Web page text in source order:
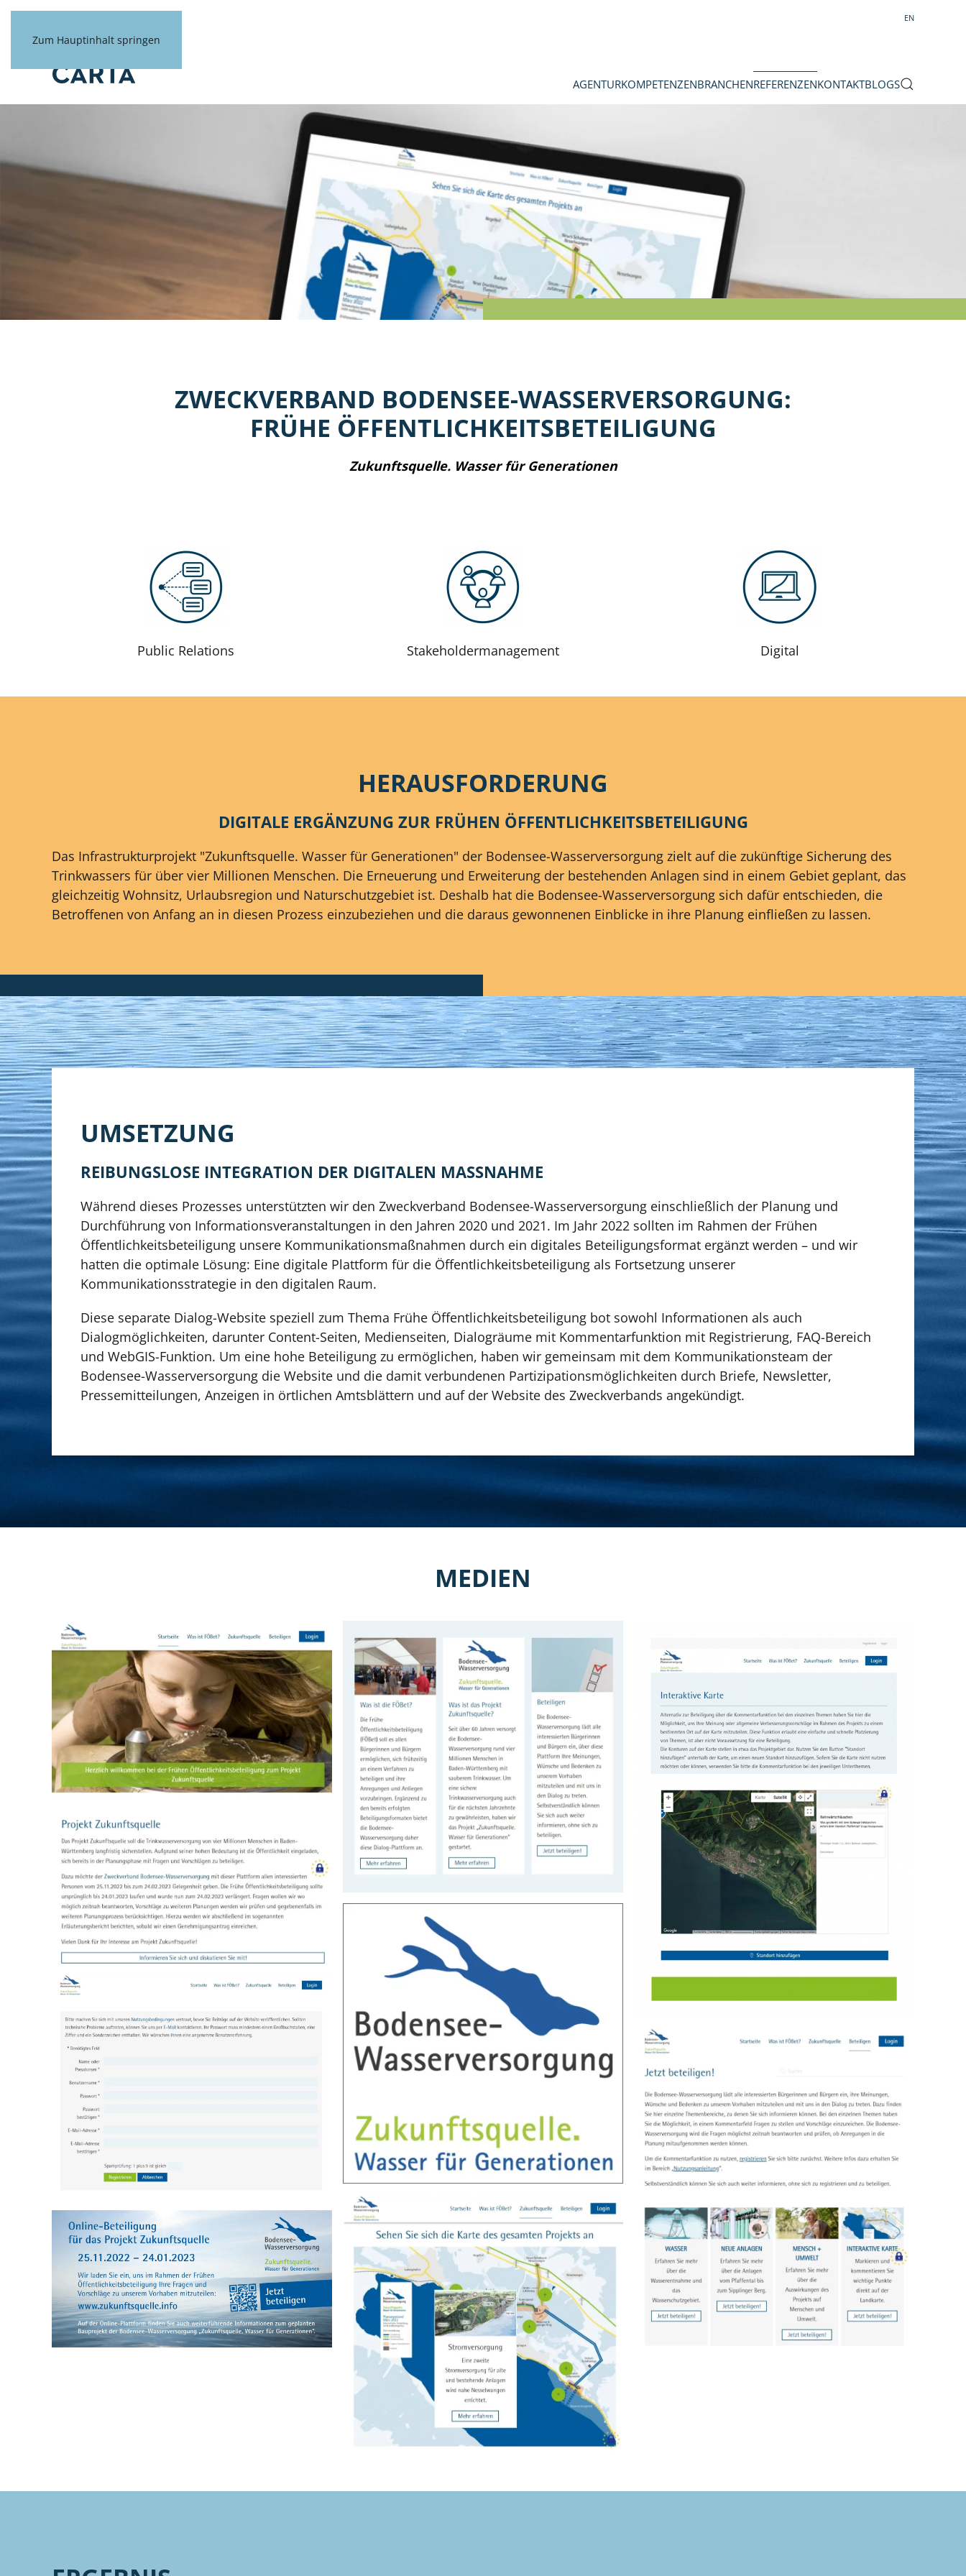
Zum Hauptinhalt springen
EN
AGENTURKOMPETENZENBRANCHENREFERENZENKONTAKTBLOGS
ZWECKVERBAND BODENSEE-WASSERVERSORGUNG:
FRÜHE ÖFFENTLICHKEITSBETEILIGUNG
Zukunftsquelle. Wasser für Generationen
Public Relations Stakeholdermanagement Digital
HERAUSFORDERUNG
DIGITALE ERGÄNZUNG ZUR FRÜHEN ÖFFENTLICHKEITSBETEILIGUNG
Das Infrastrukturprojekt "Zukunftsquelle. Wasser für Generationen" der Bodensee-Wasserversorgung zielt auf die zukünftige Sicherung des
Trinkwassers für über vier Millionen Menschen. Die Erneuerung und Erweiterung der bestehenden Anlagen sind in einem Gebiet geplant, das
gleichzeitig Wohnsitz, Urlaubsregion und Naturschutzgebiet ist. Deshalb hat die Bodensee-Wasserversorgung sich dafür entschieden, die
Betroffenen von Anfang an in diesen Prozess einzubeziehen und die daraus gewonnenen Einblicke in ihre Planung einfließen zu lassen.
UMSETZUNG
REIBUNGSLOSE INTEGRATION DER DIGITALEN MASSNAHME
Während dieses Prozesses unterstützten wir den Zweckverband Bodensee-Wasserversorgung einschließlich der Planung und
Durchführung von Informationsveranstaltungen in den Jahren 2020 und 2021. Im Jahr 2022 sollten im Rahmen der Frühen
Öffentlichkeitsbeteiligung unsere Kommunikationsmaßnahmen durch ein digitales Beteiligungsformat ergänzt werden – und wir
hatten die optimale Lösung: Eine digitale Plattform für die Öffentlichkeitsbeteiligung als Fortsetzung unserer
Kommunikationsstrategie in den digitalen Raum.
Diese separate Dialog-Website speziell zum Thema Frühe Öffentlichkeitsbeteiligung bot sowohl Informationen als auch
Dialogmöglichkeiten, darunter Content-Seiten, Medienseiten, Dialogräume mit Kommentarfunktion mit Registrierung, FAQ-Bereich
und WebGIS-Funktion. Um eine hohe Beteiligung zu ermöglichen, haben wir gemeinsam mit dem Kommunikationsteam der
Bodensee-Wasserversorgung die Website und die damit verbundenen Partizipationsmöglichkeiten durch Briefe, Newsletter,
Pressemitteilungen, Anzeigen in örtlichen Amtsblättern und auf der Website des Zweckverbands angekündigt.
MEDIEN